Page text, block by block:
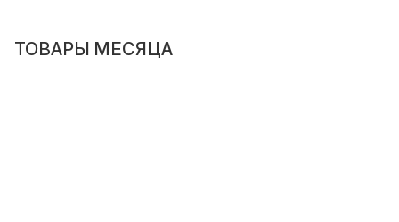
ТОВАРЫ МЕСЯЦА